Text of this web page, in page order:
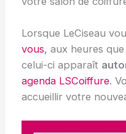
Lorsque LeCiseau
vous, aux heures
celui-ci apparaît
agenda LSCoiffure.
accueillir votre